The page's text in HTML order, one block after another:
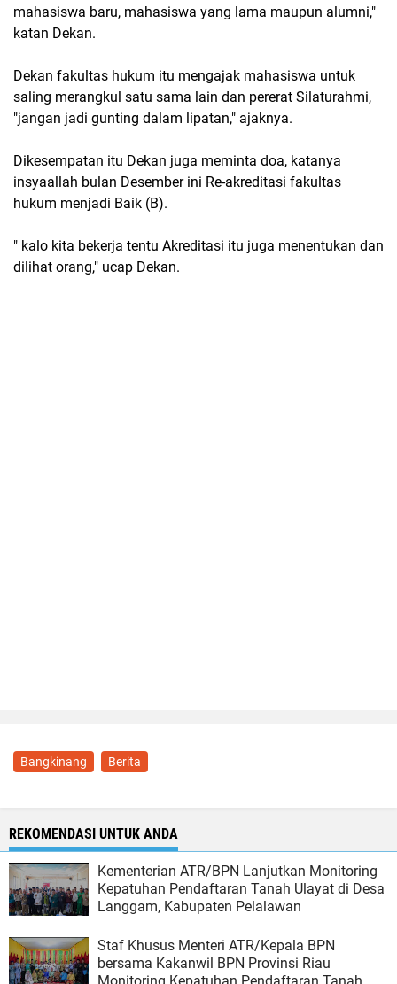
mahasiswa baru, mahasiswa yang lama maupun alumni,"
katan Dekan.
Dekan fakultas hukum itu mengajak mahasiswa untuk
saling merangkul satu sama lain dan pererat Silaturahmi,
"jangan jadi gunting dalam lipatan," ajaknya.
Dikesempatan itu Dekan juga meminta doa, katanya
insyaallah bulan Desember ini Re-akreditasi fakultas
hukum menjadi Baik (B).
" kalo kita bekerja tentu Akreditasi itu juga menentukan dan
dilihat orang," ucap Dekan.
Bangkinang Berita
REKOMENDASI UNTUK ANDA
Kementerian ATR/BPN Lanjutkan Monitoring
Kepatuhan Pendaftaran Tanah Ulayat di Desa
Langgam, Kabupaten Pelalawan
Staf Khusus Menteri ATR/Kepala BPN
bersama Kakanwil BPN Provinsi Riau